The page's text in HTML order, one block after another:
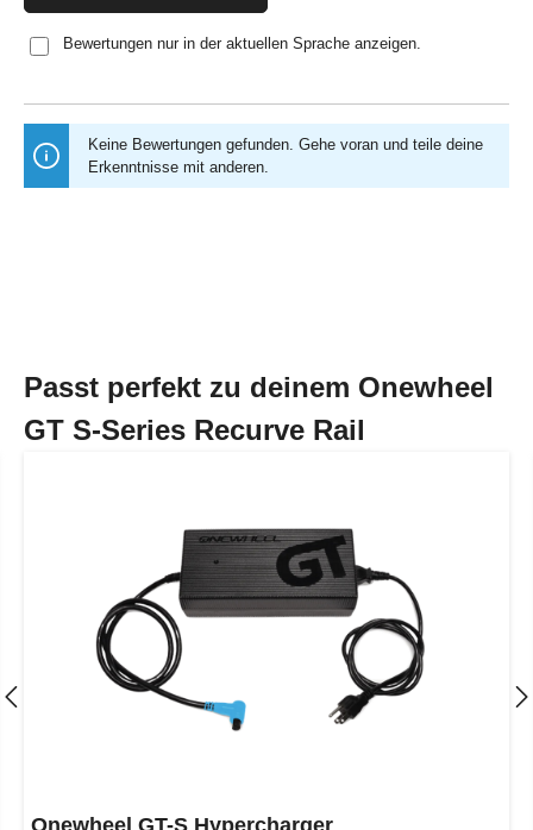
Bewertungen nur in der aktuellen Sprache anzeigen.
Keine Bewertungen gefunden. Gehe voran und teile deine
Erkenntnisse mit anderen.
Passt perfekt zu deinem Onewheel
GT S-Series Recurve Rail
Onewheel GT-S Hypercharger